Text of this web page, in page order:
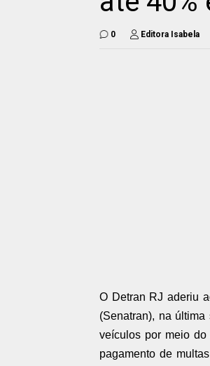
0 Editora Isabela
O Detran RJ aderiu
(Senatran), na
veículos por meio
pagamento de